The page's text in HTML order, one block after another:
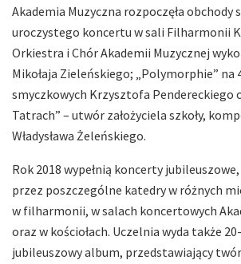
Akademia Muzyczna rozpoczęła obchody
uroczystego koncertu w sali Filharmonii
Orkiestra i Chór Akademii Muzycznej
Mikołaja Zieleńskiego; „Polymorphie”
smyczkowych Krzysztofa Pendereckiego
Tatrach” – utwór założyciela szkoły,
Władysława Żeleńskiego.
Rok 2018 wypełnią koncerty
przez poszczególne katedry w różnych
w filharmonii, w salach koncertowych
oraz w kościołach. Uczelnia wyda także
jubileuszowy album, przedstawiający